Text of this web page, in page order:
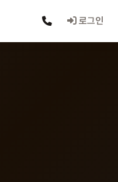
로그인